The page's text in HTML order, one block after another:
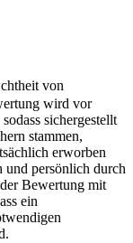
von
wird vor
sichergestellt
stammen,
erworben
und persönlich durch
Bewertung mit
ein